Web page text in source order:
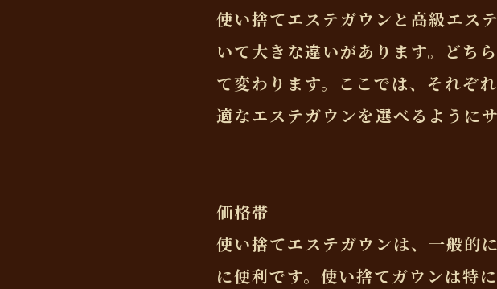
使い捨てエステガウンと高級エス
いて大きな違いがあります。どち
て変わります。ここでは、それぞ
適なエステガウンを選べるようにサ
価格帯
使い捨てエステガウンは、一般的
に便利です。使い捨てガウンは特